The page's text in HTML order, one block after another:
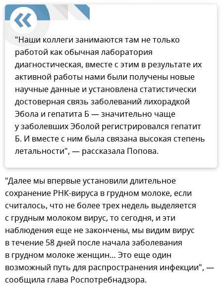
"Наши коллеги занимаются там не только
работой как обычная лаборатория
диагностическая, вместе с этим в результате их
активной работы нами были получены новые
научные данные и установлена статистически
достоверная связь заболеваний лихорадкой
Эбола и гепатита Б — значительно чаще
у заболевших Эболой регистрировался гепатит
Б. И вместе с ним была связана высокая степень
летальности", — рассказала Попова.
"Далее мы впервые установили длительное
сохранение РНК-вируса в грудном молоке, если
считалось, что не более трех недель выделяется
с грудным молоком вирус, то сегодня, и эти
наблюдения еще не закончены, мы видим вирус
в течение 58 дней после начала заболевания
в грудном молоке женщин… Это еще один
возможный путь для распространения инфекции", —
сообщила глава Роспотребнадзора.